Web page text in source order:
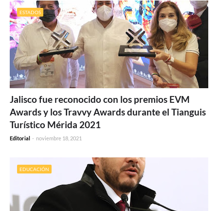
ESTADOS
Jalisco fue reconocido con los premios EVM
Awards y los Travvy Awards durante el Tianguis
Turístico Mérida 2021
Editorial - noviembre 18, 2021
EDUCACIÓN